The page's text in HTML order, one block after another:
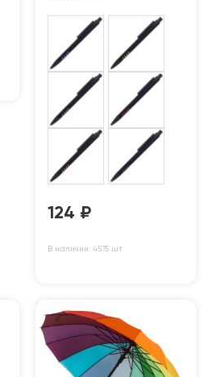
124 ₽
В наличии: 4575 шт